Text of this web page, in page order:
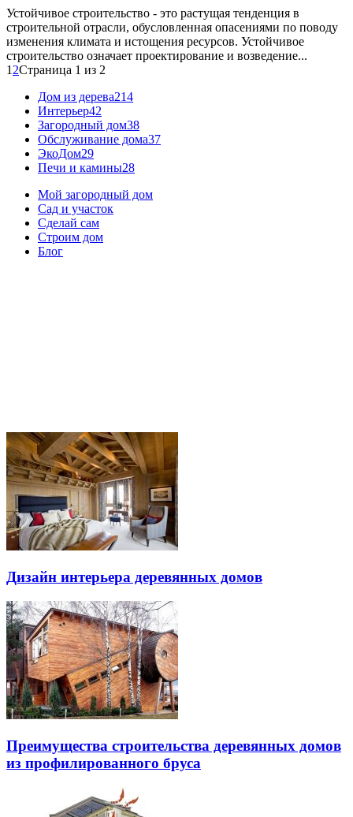
Устойчивое строительство - это растущая тенденция в
строительной отрасли, обусловленная опасениями по поводу
изменения климата и истощения ресурсов. Устойчивое
строительство означает проектирование и возведение...
12Страница 1 из 2
Дом из дерева214
Интерьер42
Загородный дом38
Обслуживание дома37
ЭкоДом29
Печи и камины28
Мой загородный дом
Сад и участок
Сделай сам
Строим дом
Блог
Дизайн интерьера деревянных домов
Преимущества строительства деревянных домов
из профилированного бруса